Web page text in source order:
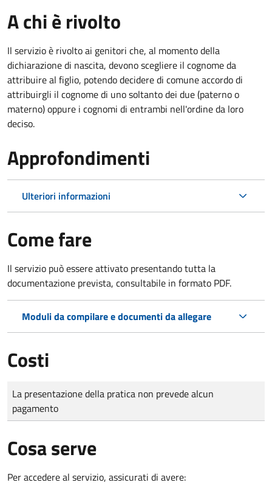
A chi è rivolto
Il servizio è rivolto ai genitori che, al momento della
dichiarazione di nascita, devono scegliere il cognome da
attribuire al figlio, potendo decidere di comune accordo di
attribuirgli il cognome di uno soltanto dei due (paterno o
materno) oppure i cognomi di entrambi nell'ordine da loro
deciso.
Approfondimenti
Ulteriori informazioni
Come fare
Il servizio può essere attivato presentando tutta la
documentazione prevista, consultabile in formato PDF.
Moduli da compilare e documenti da allegare
Costi
Tipo di pagamento
Importo
La presentazione della pratica non prevede alcun
pagamento
Cosa serve
Per accedere al servizio, assicurati di avere: